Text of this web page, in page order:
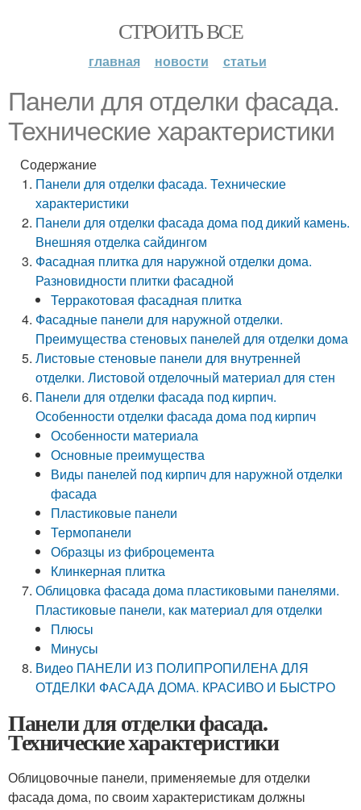
СТРОИТЬ ВСЕ
главная новости статьи
Панели для отделки фасада.
Технические характеристики
Содержание
Панели для отделки фасада. Технические
характеристики
Панели для отделки фасада дома под дикий камень.
Внешняя отделка сайдингом
Фасадная плитка для наружной отделки дома.
Разновидности плитки фасадной
Терракотовая фасадная плитка
Фасадные панели для наружной отделки.
Преимущества стеновых панелей для отделки дома
Листовые стеновые панели для внутренней
отделки. Листовой отделочный материал для стен
Панели для отделки фасада под кирпич.
Особенности отделки фасада дома под кирпич
Особенности материала
Основные преимущества
Виды панелей под кирпич для наружной отделки
фасада
Пластиковые панели
Термопанели
Образцы из фиброцемента
Клинкерная плитка
Облицовка фасада дома пластиковыми панелями.
Пластиковые панели, как материал для отделки
Плюсы
Минусы
Видео ПАНЕЛИ ИЗ ПОЛИПРОПИЛЕНА ДЛЯ
ОТДЕЛКИ ФАСАДА ДОМА. КРАСИВО И БЫСТРО
Панели для отделки фасада.
Технические характеристики
Облицовочные панели, применяемые для отделки
фасада дома, по своим характеристикам должны